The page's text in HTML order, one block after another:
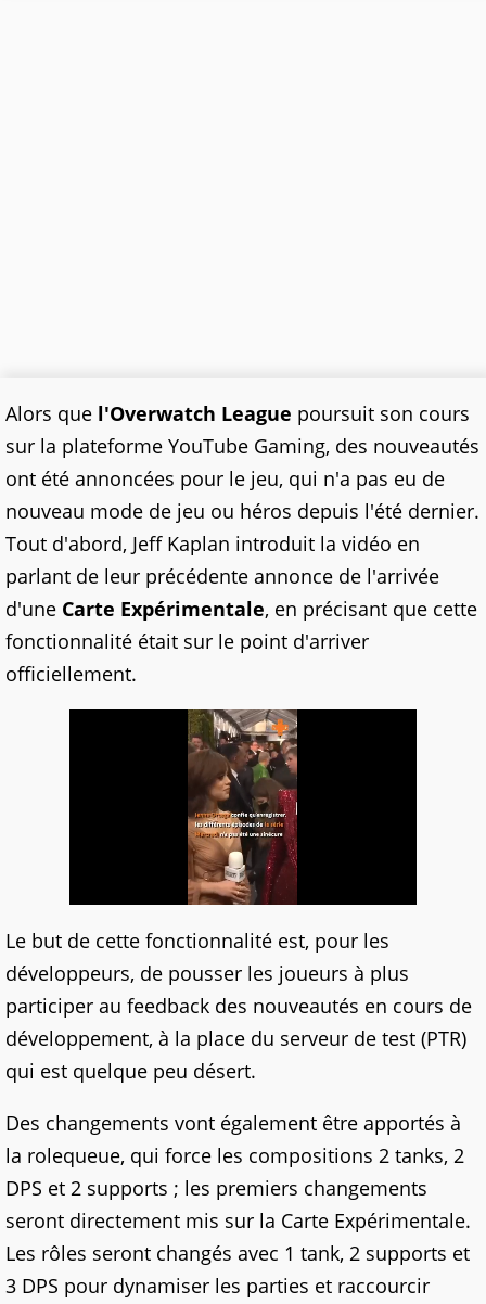
Alors que l'Overwatch League poursuit son cours
sur la plateforme YouTube Gaming, des nouveautés
ont été annoncées pour le jeu, qui n'a pas eu de
nouveau mode de jeu ou héros depuis l'été dernier.
Tout d'abord, Jeff Kaplan introduit la vidéo en
parlant de leur précédente annonce de l'arrivée
d'une Carte Expérimentale, en précisant que cette
fonctionnalité était sur le point d'arriver
officiellement.
Le but de cette fonctionnalité est, pour les
développeurs, de pousser les joueurs à plus
participer au feedback des nouveautés en cours de
développement, à la place du serveur de test (PTR)
qui est quelque peu désert.
Des changements vont également être apportés à
la rolequeue, qui force les compositions 2 tanks, 2
DPS et 2 supports ; les premiers changements
seront directement mis sur la Carte Expérimentale.
Les rôles seront changés avec 1 tank, 2 supports et
3 DPS pour dynamiser les parties et raccourcir